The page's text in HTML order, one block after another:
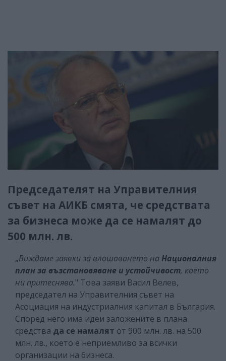
Председателят на Управителния
съвет на АИКБ смята, че средствата
за бизнеса може да се намалят до
500 млн. лв.
„Виждаме заявки за влошаването наНационалния
план за възстановяване и устойчивост, което
ни притеснява." Това заяви Васил Велев,
председател на Управителния съвет на
Асоциация на индустриалния капитал в България.
Според него има идеи заложените в плана
средства да се намалят от 900 млн. лв. на 500
млн. лв., което е неприемливо за всички
организации на бизнеса.